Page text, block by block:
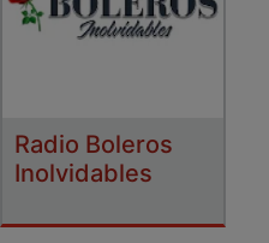
Radio Boleros
Inolvidables